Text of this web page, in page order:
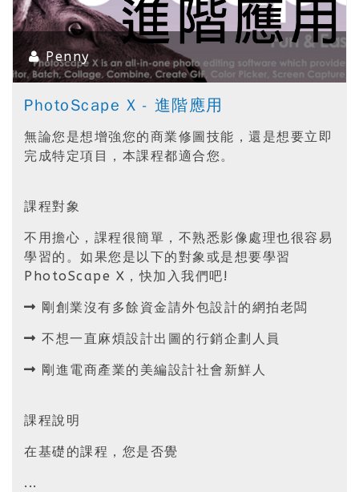
Penny
PhotoScape X - 進階應用
無論您是想增強您的商業修圖技能，還是想要立即
完成特定項目，本課程都適合您。
課程對象
不用擔心，課程很簡單，不熟悉影像處理也很容易
學習的。如果您是以下的對象或是想要學習
PhotoScape X，快加入我們吧!
剛創業沒有多餘資金請外包設計的網拍老闆
不想一直麻煩設計出圖的行銷企劃人員
剛進電商產業的美編設計社會新鮮人
課程說明
在基礎的課程，您是否覺
...